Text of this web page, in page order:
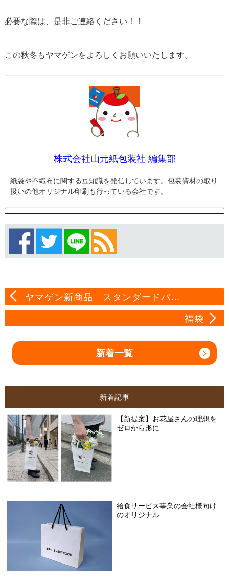
必要な際は、是非ご連絡ください！！
この秋冬もヤマゲンをよろしくお願いいたします。
株式会社山元紙包装社 編集部
紙袋や不織布に関する豆知識を発信しています。包装資材の取り
扱いの他オリジナル印刷も行っている会社です。
ヤマゲン新商品 スタンダードバ…
福袋
新着一覧
新着記事
【新提案】お花屋さんの理想を
ゼロから形に…
給食サービス事業の会社様向け
のオリジナル…